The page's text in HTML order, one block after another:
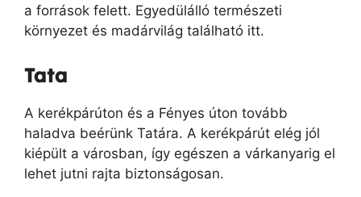
a források felett. Egyedülálló természeti
környezet és madárvilág található itt.
Tata
A kerékpárúton és a Fényes úton tovább
haladva beérünk Tatára. A kerékpárút elég jól
kiépült a városban, így egészen a várkanyarig el
lehet jutni rajta biztonságosan.